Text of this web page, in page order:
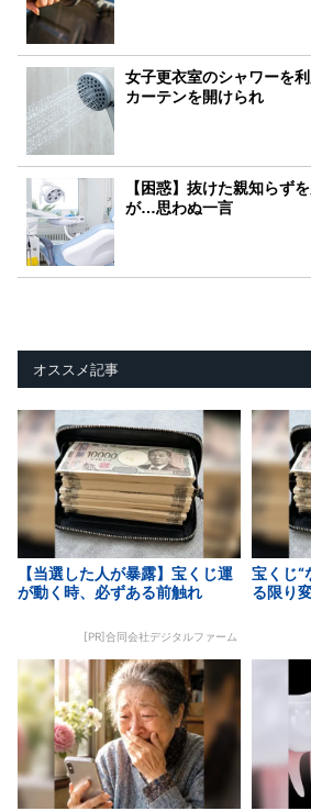
女子更衣室のシャワーを
カーテンを開けられ
【困惑】抜けた親知らず
が…思わぬ一言
オススメ記事
【当選した人が暴露】宝くじ運
が動く時、必ずある前触れ
[PR]合同会社デジタルファーム
宝くじ“
る限り